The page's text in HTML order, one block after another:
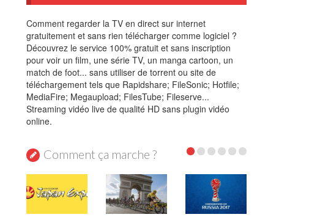
Comment regarder la TV en direct sur internet
gratuitement et sans rien télécharger comme logiciel ?
Découvrez le service 100% gratuit et sans inscription
pour voir un film, une série TV, un manga cartoon, un
match de foot... sans utiliser de torrent ou site de
téléchargement tels que Rapidshare; FileSonic; Hotfile;
MediaFire; Megaupload; FilesTube; Fileserve...
Streaming vidéo live de qualité HD sans plugin vidéo
online.
Comment ça marche ?